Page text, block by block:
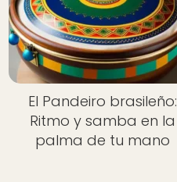
El Pandeiro brasileño:
Ritmo y samba en la
palma de tu mano